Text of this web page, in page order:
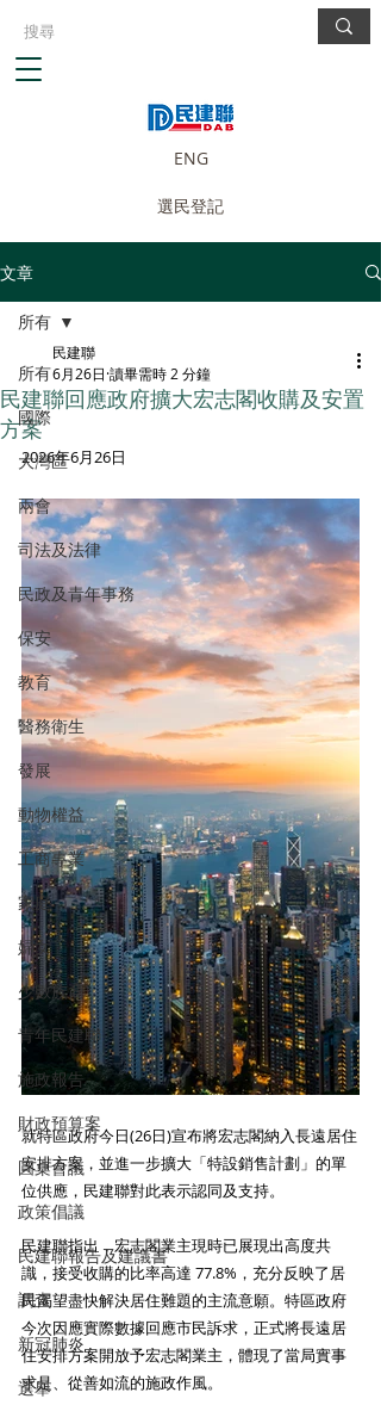
ENG
選民登記
文章
所有
國際
大灣區
兩會
司法及法律
民政及青年事務
保安
教育
醫務衛生
發展
動物權益
工商專業
家庭
婦女
少數族裔
青年民建聯
施政報告
財政預算案
圓桌會議
政策倡議
民建聯報告及建議書
調查
新冠肺炎
選舉
所有
民建聯回應政府擴大宏志閣收購及安置
方案
民建聯
6月26日 讀畢需時 2 分鐘
2026年6月26日
就特區政府今日(26日)宣布將宏志閣納入長遠居住
安排方案，並進一步擴大「特設銷售計劃」的單
位供應，民建聯對此表示認同及支持。
民建聯指出，宏志閣業主現時已展現出高度共
識，接受收購的比率高達 77.8%，充分反映了居
民渴望盡快解決居住難題的主流意願。特區政府
今次因應實際數據回應市民訴求，正式將長遠居
住安排方案開放予宏志閣業主，體現了當局實事
求是、從善如流的施政作風。